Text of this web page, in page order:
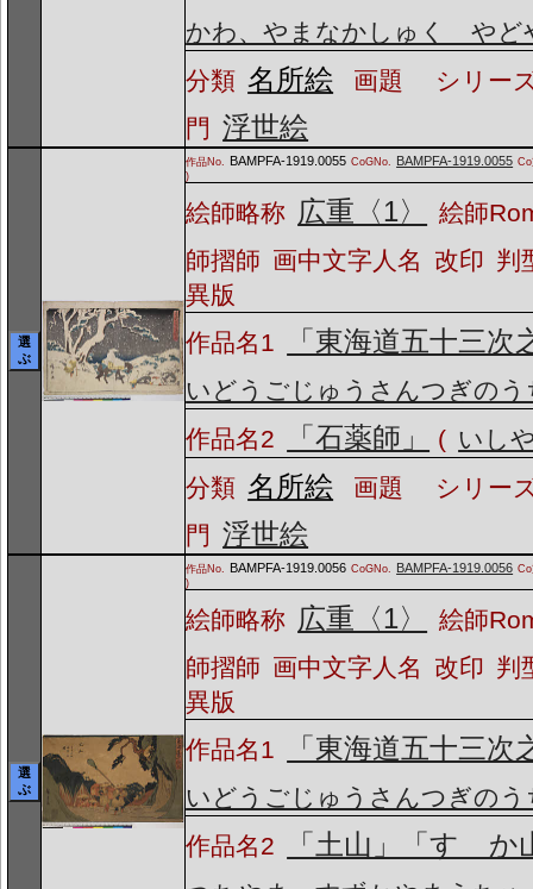
かわ、やまなかしゅく やど
分類 名所絵 画題
シリー
門 浮世絵
選
ぶ
作品No. BAMPFA-1919.0055 CoGNo. BAMPFA-1919.0055
)
絵師略称 広重〈1〉
絵師
師摺師 画中文字人名 改印 判
異版
作品名1
「東海道五十三次
いどうごじゅうさんつぎのう
作品名2
「石薬師」 ( いし
分類 名所絵 画題
シリー
門 浮世絵
選
ぶ
作品No. BAMPFA-1919.0056 CoGNo. BAMPFA-1919.0056
)
絵師略称 広重〈1〉
絵師
師摺師 画中文字人名 改印 判
異版
作品名1
「東海道五十三次
いどうごじゅうさんつぎのう
作品名2
「土山」「すゞ